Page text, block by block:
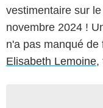
vestimentaire sur
novembre 2024 !
n'a pas manqué
Elisabeth Lemoine,